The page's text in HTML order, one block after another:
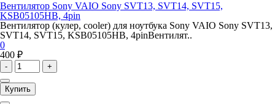
Вентилятор Sony VAIO Sony SVT13, SVT14, SVT15,
KSB05105HB, 4pin
Вентилятор (кулер, cooler) для ноутбука Sony VAIO Sony SVT13,
SVT14, SVT15, KSB05105HB, 4pinВентилят..
0
400 ₽
- +
Купить